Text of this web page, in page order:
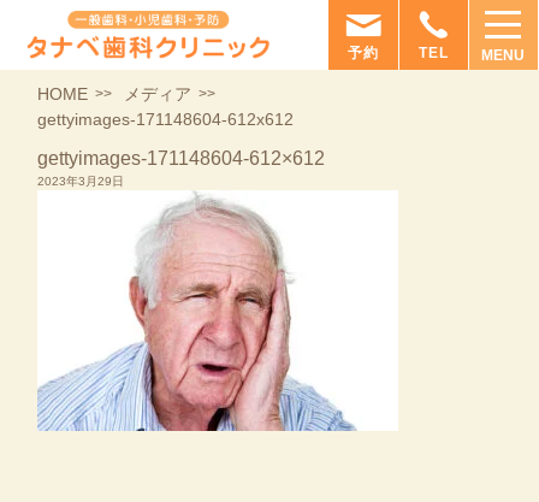
MENU
TEL
予約
HOME
メディア
gettyimages-171148604-612x612
gettyimages-171148604-612×612
2023年3月29日